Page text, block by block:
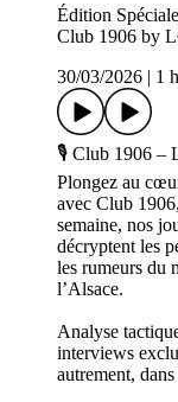
Édition
Club 1906 by
30/03/2026
1
🎙️ Club 1906 –
Plongez au
avec Club
semaine, nos
décryptent les
les rumeurs du
l’Alsace.
Analyse
interviews
autrement,